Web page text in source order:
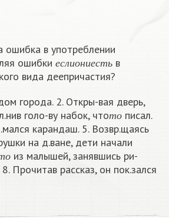
в употреблении
ошибки
е сл и о н и е с т ь
еслиониест
в
вида деепричастия?
города. 2. Откры-вая дверь,
голо-ву набок, что т о
т о
писал.
карандаш. 5. Возвр.щаясь
на д.ване, дети начали
о
о
из малышей, занявшись ри-
Прочитав рассказ, он пок.зался